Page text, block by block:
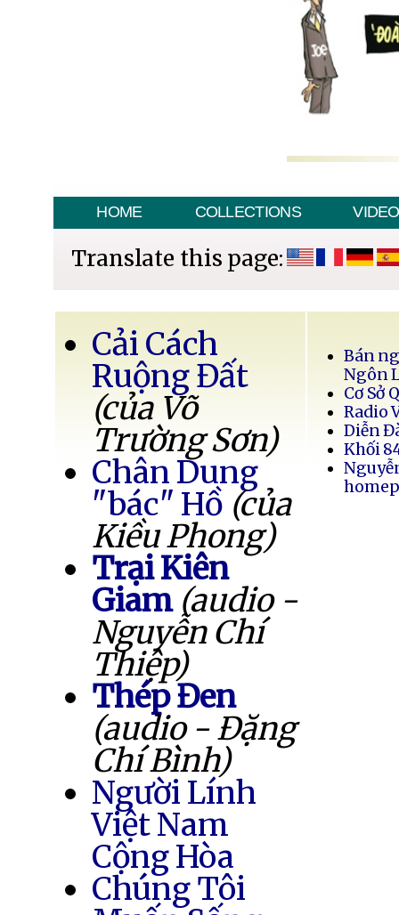
HOME COLLECTIONS VIDEO
Translate this page:
Cải Cách
Ruộng Đất
(của Võ
Trường Sơn)
Chân Dung
"bác" Hồ (của
Kiều Phong)
Trại Kiên
Giam (audio -
Nguyễn Chí
Thiệp)
Thép Đen
(audio - Đặng
Chí Bình)
Người Lính
Việt Nam
Cộng Hòa
Chúng Tôi
Bán
Ngôn
Cơ Sở
Radio
Diễn
Khối